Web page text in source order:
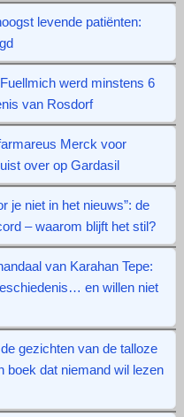
levende patiënten:
werd minstens 6
van Rosdorf
Merck voor
over op Gardasil
je niet in het nieuws”: de
– waarom blijft het stil?
van Karahan Tepe:
en willen niet
gezichten van de talloze
boek dat niemand wil lezen